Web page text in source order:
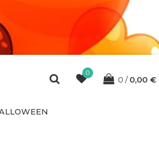
0
0 0,00 €